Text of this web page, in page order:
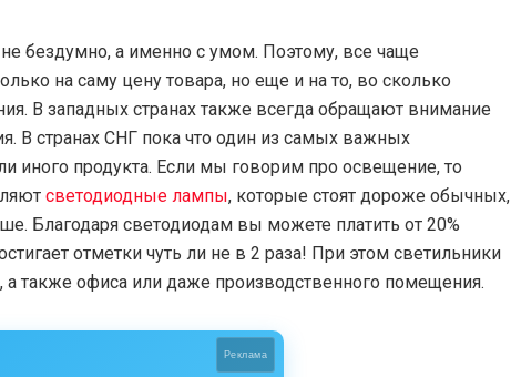
бездумно, а именно с умом. Поэтому, все чаще
на саму цену товара, но еще и на то, во сколько
В западных странах также всегда обращают внимание
В странах СНГ пока что один из самых важных
иного продукта. Если мы говорим про освещение, то
светодиодные лампы, которые стоят дороже обычных,
Благодаря светодиодам вы можете платить от 20%
отметки чуть ли не в 2 раза! При этом светильники
также офиса или даже производственного помещения.
Реклама